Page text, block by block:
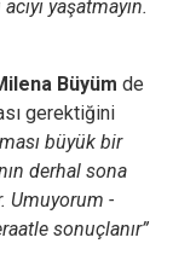
yaşatmayın.
Büyüm de
gerektiğini
büyük bir
derhal sona
Umuyorum -
sonuçlanır”